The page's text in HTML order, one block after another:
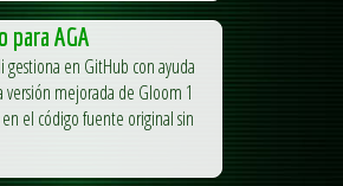
para AGA
gestiona en GitHub con ayuda
versión mejorada de Gloom 1
en el código fuente original sin